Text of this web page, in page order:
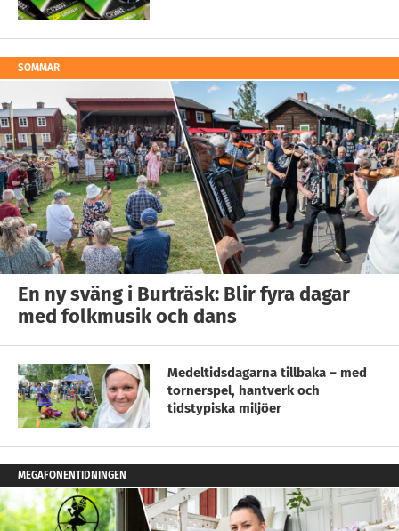
SOMMAR
En ny sväng i Burträsk: Blir fyra dagar
med folkmusik och dans
Medeltidsdagarna tillbaka – med
tornerspel, hantverk och
tidstypiska miljöer
MEGAFONENTIDNINGEN